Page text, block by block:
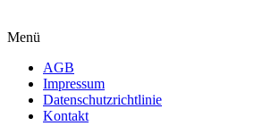
Menü
AGB
Impressum
Datenschutzrichtlinie
Kontakt